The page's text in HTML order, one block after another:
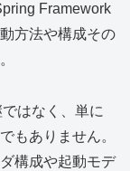
Framework
方法や構成その
はなく、単に
もありません。
構成や起動モデ